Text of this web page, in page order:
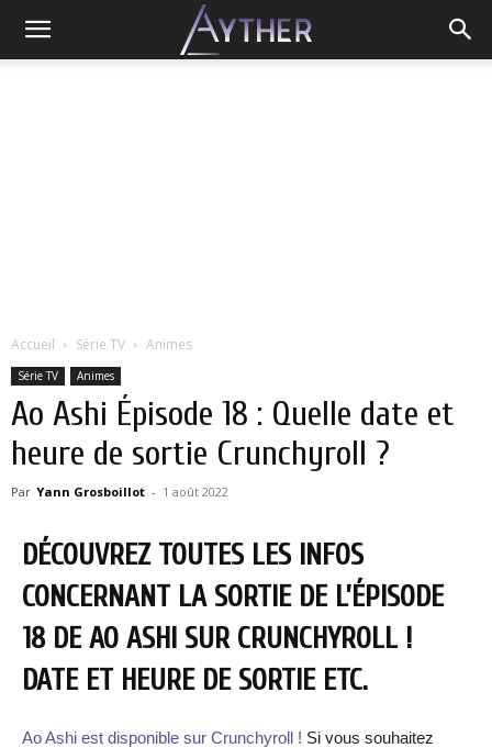
Accueil Série TV Animes
Série TV Animes
Ao Ashi Épisode 18 : Quelle date et
heure de sortie Crunchyroll ?
Par Yann Grosboillot - 1 août 2022
DÉCOUVREZ TOUTES LES INFOS
CONCERNANT LA SORTIE DE L’ÉPISODE
18 DE AO ASHI SUR CRUNCHYROLL !
DATE ET HEURE DE SORTIE ETC.
Ao Ashi est disponible sur Crunchyroll ! Si vous souhaitez